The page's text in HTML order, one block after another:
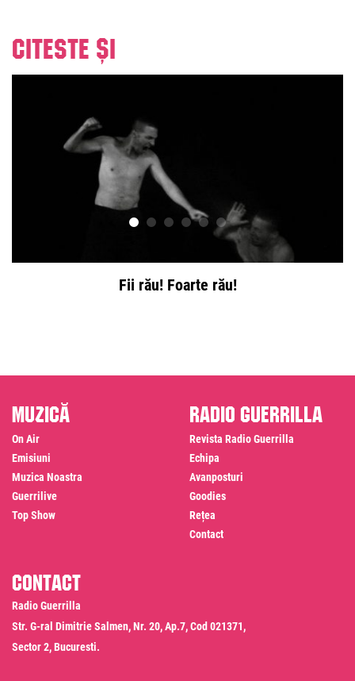
Citeste și
Fii rău! Foarte rău!
Muzică
On Air
Emisiuni
Muzica Noastra
Guerrilive
Top Show
Radio Guerrilla
Revista Radio Guerrilla
Echipa
Avanposturi
Goodies
Rețea
Contact
Contact
Radio Guerrilla
Str. G-ral Dimitrie Salmen, Nr. 20, Ap.7, Cod 021371,
Sector 2, Bucuresti.